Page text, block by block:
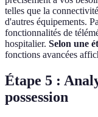
telles que la
d'autres équipements.
fonctionnalités de
hospitalier. Selon une
fonctions avancées
Étape 5 :
possession